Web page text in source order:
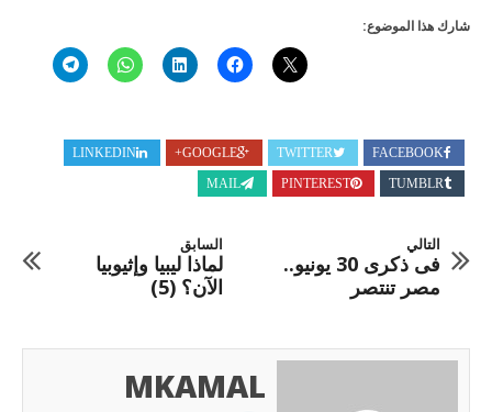
شارك هذا الموضوع:
FACEBOOK
TWITTER
GOOGLE+
LINKEDIN
TUMBLR
PINTEREST
MAIL
السابق
لماذا ليبيا وإثيوبيا
الآن؟ (5)
التالي
فى ذكرى 30 يونيو..
مصر تنتصر
MKAMAL